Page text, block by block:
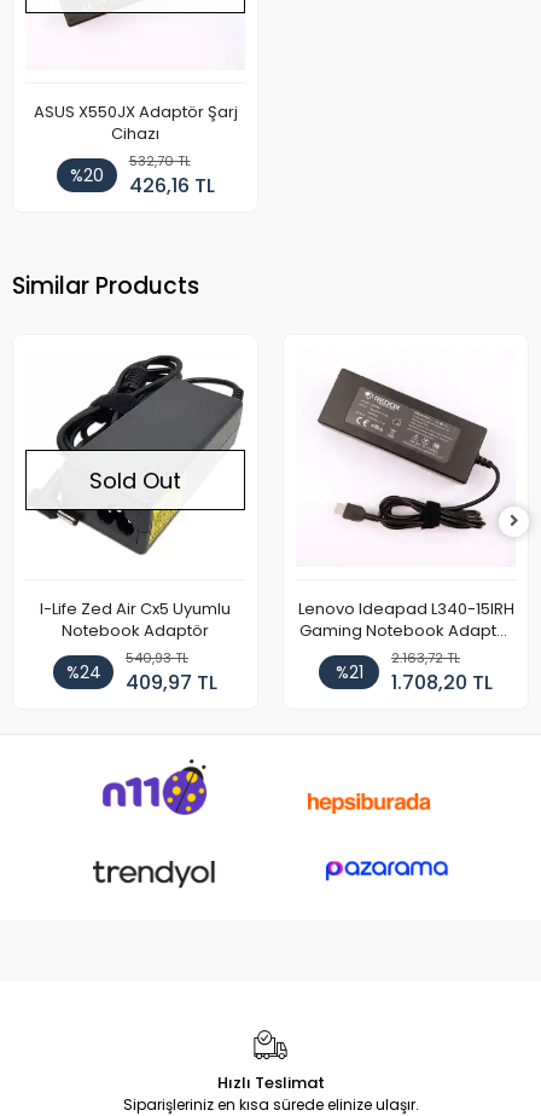
ASUS X550JX Adaptör Şarj
Cihazı
%20
532,70 TL
426,16 TL
Similar Products
Sold Out
I-Life Zed Air Cx5 Uyumlu
Notebook Adaptör
%24
540,93 TL
409,97 TL
Lenovo Ideapad L340-15IRH
Gaming Notebook Adaptör
Cihazı Şarj Aleti (150W)
%21
2.163,72 TL
1.708,20 TL
Hızlı Teslimat
Siparişleriniz en kısa sürede elinize ulaşır.